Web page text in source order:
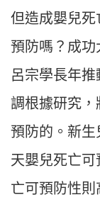
但造成嬰兒
預防嗎？成
呂宗學長年
調根據研究
預防的。新
天嬰兒死亡
亡可預防性則